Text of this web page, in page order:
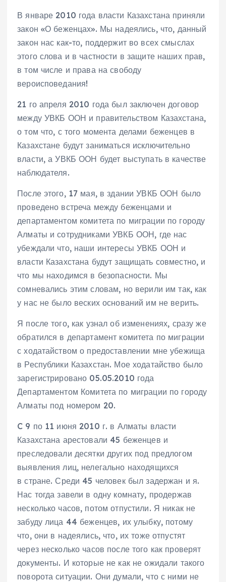
В январе 2010 года власти Казахстана приняли
закон «О беженцах». Мы надеялись, что, данный
закон нас как-то, поддержит во всех смыслах
этого слова и в частности в защите наших прав,
в том числе и права на свободу
вероисповедания!
21 го апреля 2010 года был заключен договор
между УВКБ ООН и правительством Казахстана,
о том что, с того момента делами беженцев в
Казахстане будут заниматься исключительно
власти, а УВКБ ООН будет выступать в качестве
наблюдателя.
После этого, 17 мая, в здании УВКБ ООН было
проведено встреча между беженцами и
департаментом комитета по миграции по городу
Алматы и сотрудниками УВКБ ООН, где нас
убеждали что, наши интересы УВКБ ООН и
власти Казахстана будут защищать совместно, и
что мы находимся в безопасности. Мы
сомневались этим словам, но верили им так, как
у нас не было веских оснований им не верить.
Я после того, как узнал об изменениях, сразу же
обратился в департамент комитета по миграции
с ходатайством о предоставлении мне убежища
в Республики Казахстан. Мое ходатайство было
зарегистрировано 05.05.2010 года
Департаментом Комитета по миграции по городу
Алматы под номером 20.
C 9 по 11 июня 2010 г. в Алматы власти
Казахстана арестовали 45 беженцев и
преследовали десятки других под предлогом
выявления лиц, нелегально находящихся
в стране. Среди 45 человек был задержан и я.
Нас тогда завели в одну комнату, продержав
несколько часов, потом отпустили. Я никак не
забуду лица 44 беженцев, их улыбку, потому
что, они в надеялись, что, их тоже отпустят
через несколько часов после того как проверят
документы. И которые не как не ожидали такого
поворота ситуации. Они думали, что с ними не